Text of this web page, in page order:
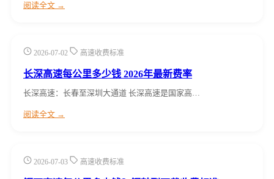
阅读全文 →
2026-07-02 高速收费标准
长深高速每公里多少钱 2026年最新费率
长深高速：长春至深圳大通道 长深高速是国家高…
阅读全文 →
2026-07-03 高速收费标准